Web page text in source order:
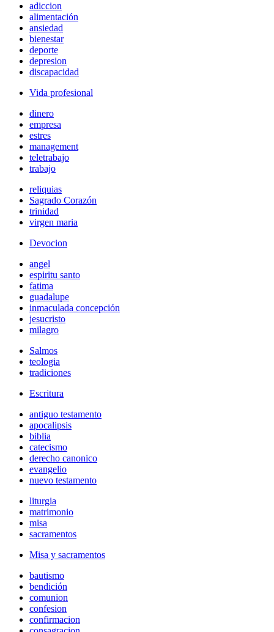
adiccion
alimentación
ansiedad
bienestar
deporte
depresion
discapacidad
Vida profesional
dinero
empresa
estres
management
teletrabajo
trabajo
reliquias
Sagrado Corazón
trinidad
virgen maria
Devocion
angel
espiritu santo
fatima
guadalupe
inmaculada concepción
jesucristo
milagro
Salmos
teologia
tradiciones
Escritura
antiguo testamento
apocalipsis
biblia
catecismo
derecho canonico
evangelio
nuevo testamento
liturgia
matrimonio
misa
sacramentos
Misa y sacramentos
bautismo
bendición
comunion
confesion
confirmacion